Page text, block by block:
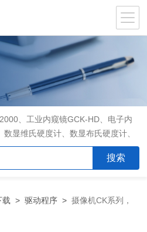
、工业内窥镜GCK-HD、电子内
显维氏硬度计、数显布氏硬度计、
试验机CK-IV-2、倒置金相显微镜
XPF-550C、倒置生物显微镜XDS-
相磨平机MPJ-25
载 >驱动程序 >摄像机CK系列，